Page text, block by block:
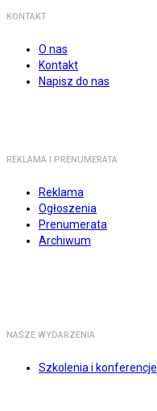
KONTAKT
O nas
Kontakt
Napisz do nas
REKLAMA I PRENUMERATA
Reklama
Ogłoszenia
Prenumerata
Archiwum
NASZE WYDARZENIA
Szkolenia i konferencje